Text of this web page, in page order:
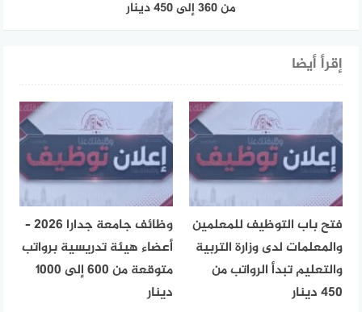
من 360 إلى 450 دينار
إقرأ أيضا
فتح باب التوظيف للمعلمين
والمعلمات لدى وزارة التربية
والتعليم تبدأ الرواتب من
450 دينار
وظائف جامعة جدارا 2026 –
أعضاء هيئة تدريسية برواتب
متوقعة من 600 إلى 1000
دينار